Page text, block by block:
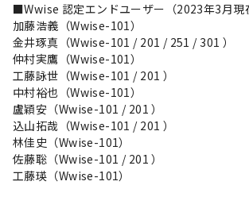
■Wwise 認定エンドユーザー（2023年3月現
加藤浩義（Wwise-101）
金井琢真（Wwise-101 / 201 / 251 / 301 ）
仲村実鷹（Wwise-101）
工藤詠世（Wwise-101 / 201 ）
中村裕也（Wwise-101）
盧穎安（Wwise-101 / 201 ）
込山拓哉（Wwise-101 / 201 ）
林佳史（Wwise-101）
佐藤聡（Wwise-101 / 201 ）
工藤瑛（Wwise-101）